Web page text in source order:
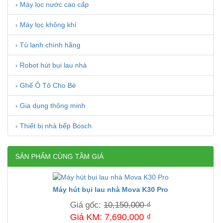
› Máy lọc nước cao cấp
› Máy lọc không khí
› Tủ lạnh chính hãng
› Robot hút bụi lau nhà
› Ghế Ô Tô Cho Bé
› Gia dụng thông minh
› Thiết bị nhà bếp Bosch
SẢN PHẨM CÙNG TẦM GIÁ
Máy hút bụi lau nhà Mova K30 Pro
Giá gốc: 10,150,000 ₫
Giá KM: 7,690,000 ₫